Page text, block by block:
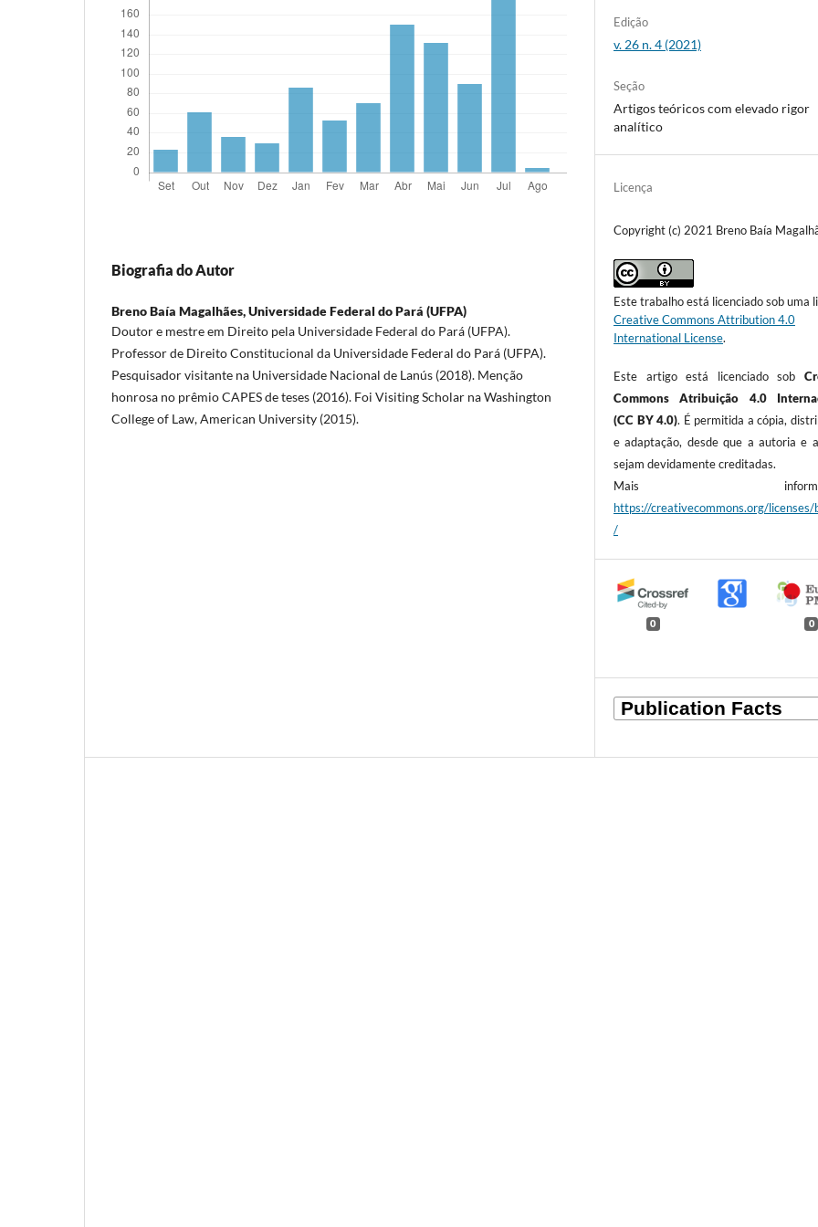
Biografia do Autor
Breno Baía Magalhães,Universidade Federal do Pará (UFPA)
Doutor e mestre em Direito pela Universidade Federal do Pará (UFPA).
Professor de Direito Constitucional da Universidade Federal do Pará (UFPA).
Pesquisador visitante na Universidade Nacional de Lanús (2018). Menção
honrosa no prêmio CAPES de teses (2016). Foi Visiting Scholar na Washington
College of Law, American University (2015).
Edição
v. 26 n. 4 (2021)
Seção
Artigos teóricos com elevado rigor
analítico
Licença
Copyright (c) 2021 Breno Baía
Este trabalho está licenciado sob uma
Creative Commons Attribution 4.0
International License.
Este artigo está licenciado sob
Commons Atribuição 4.0
(CC BY 4.0). É permitida a cópia,
e adaptação, desde que a autoria e
sejam devidamente creditadas.
Mais
https://creativecommons.org/
/
0 0